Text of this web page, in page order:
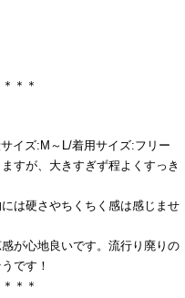
＊＊
イズ:M～L/着用サイズ:フリー
すが、大きすぎず程よくすっき
は硬さやちくちく感は感じませ
が心地良いです。流行り廃りの
です！
＊＊